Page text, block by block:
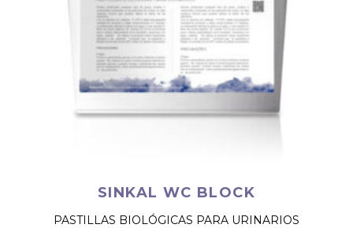
SINKAL WC BLOCK
PASTILLAS BIOLÓGICAS PARA URINARIOS